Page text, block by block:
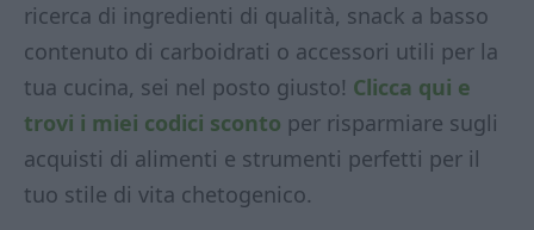
ricerca di ingredienti di qualità, snack a basso
contenuto di carboidrati o accessori utili per la
tua cucina, sei nel posto giusto! Clicca qui e
trovi i miei codici sconto per risparmiare sugli
acquisti di alimenti e strumenti perfetti per il
tuo stile di vita chetogenico.